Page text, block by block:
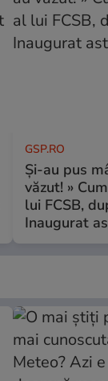
GSP.RO
Și-au pus
văzut! »
lui FCSB,
Inaugurat